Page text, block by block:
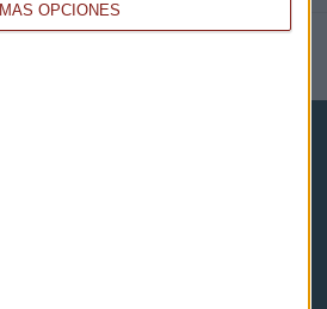
MÁS OPCIONES